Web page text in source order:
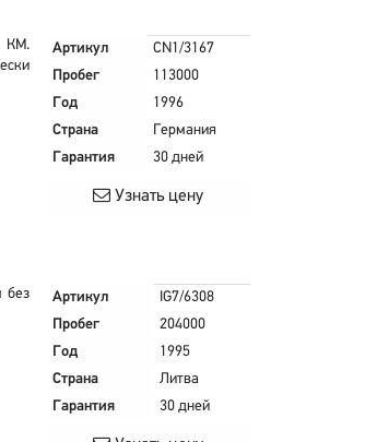
КМ.
Артикул
CN1/3167
Пробег
113000
Год
1996
Страна
Германия
Гарантия
30 дней
Узнать цену
без
Артикул
IG7/6308
Пробег
204000
Год
1995
Страна
Литва
Гарантия
30 дней